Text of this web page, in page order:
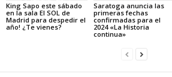
King Sapo este sábado
en la sala El SOL de
Madrid para despedir el
año! ¿Te vienes?
Saratoga anuncia las
primeras fechas
confirmadas para el
2024 «La Historia
continua»